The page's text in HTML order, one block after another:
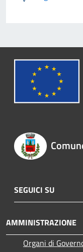
SEGUICI SU
AMMINISTRAZIONE
Organi di